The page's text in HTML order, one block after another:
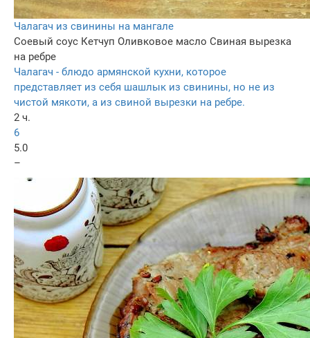
Чалагач из свинины на мангале
Соевый соус Кетчуп Оливковое масло Свиная вырезка
на ребре
Чалагач - блюдо армянской кухни, которое
представляет из себя шашлык из свинины, но не из
чистой мякоти, а из свиной вырезки на ребре.
2 ч.
6
5.0
–